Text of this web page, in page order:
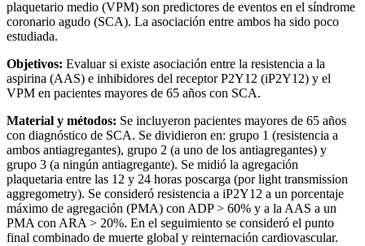
plaquetario medio (VPM) son predictores de eventos en el síndrome
coronario agudo (SCA). La asociación entre ambos ha sido poco
estudiada.
Objetivos: Evaluar si existe asociación entre la resistencia a la
aspirina (AAS) e inhibidores del receptor P2Y12 (iP2Y12) y el
VPM en pacientes mayores de 65 años con SCA.
Material y métodos: Se incluyeron pacientes mayores de 65 años
con diagnóstico de SCA. Se dividieron en: grupo 1 (resistencia a
ambos antiagregantes), grupo 2 (a uno de los antiagregantes) y
grupo 3 (a ningún antiagregante). Se midió la agregación
plaquetaria entre las 12 y 24 horas poscarga (por light transmission
aggregometry). Se consideró resistencia a iP2Y12 a un porcentaje
máximo de agregación (PMA) con ADP > 60% y a la AAS a un
PMA con ARA > 20%. En el seguimiento se consideró el punto
final combinado de muerte global y reinternación cardiovascular.